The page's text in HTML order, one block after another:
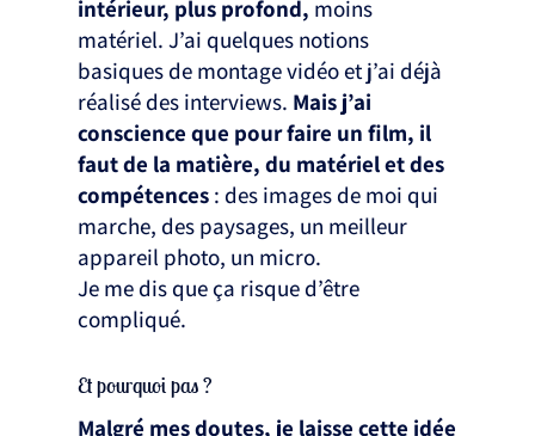
intérieur, plus profond, moins
matériel. J’ai quelques notions
basiques de montage vidéo et j’ai déjà
réalisé des interviews. Mais j’ai
conscience que pour faire un film, il
faut de la matière, du matériel et des
compétences: des images de moi qui
marche, des paysages, un meilleur
appareil photo, un micro.
Je me dis que ça risque d’être
compliqué.
Et pourquoi pas ?
Malgré mes doutes, je laisse cette idée